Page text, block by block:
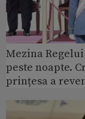
Mezina
peste noapte.
prințesa a